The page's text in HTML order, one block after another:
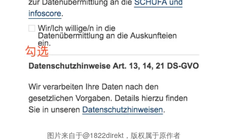
图片来自于@1822direkt，版权属于原作者